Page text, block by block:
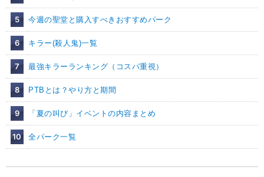
5 今週の聖堂と購入すべきおすすめパーク
6 キラー(殺人鬼)一覧
7 最強キラーランキング（コスパ重視）
8 PTBとは？やり方と期間
9 「夏の叫び」イベントの内容まとめ
10 全パーク一覧